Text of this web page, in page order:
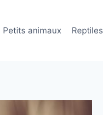
Petits animaux Reptiles